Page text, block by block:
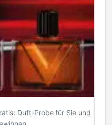
Duft-Probe für Sie und